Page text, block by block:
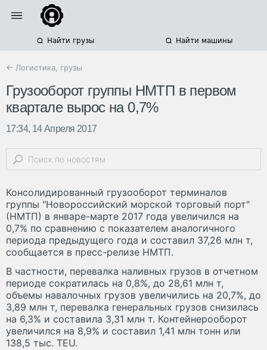
Найти грузы Найти машины
← Логистика, грузы
Грузооборот группы НМТП в первом
квартале вырос на 0,7%
17:34, 14 Апреля 2017
Консолидированный грузооборот терминалов
группы "Новороссийский морской торговый порт"
(НМТП) в январе-марте 2017 года увеличился на
0,7% по сравнению с показателем аналогичного
периода предыдущего года и составил 37,26 млн т,
сообщается в пресс-релизе НМТП.
В частности, перевалка наливных грузов в отчетном
периоде сократилась на 0,8%, до 28,61 млн т,
объемы навалочных грузов увеличились на 20,7%, до
3,89 млн т, перевалка генеральных грузов снизилась
на 6,3% и составила 3,31 млн т. Контейнерооборот
увеличился на 8,9% и составил 1,41 млн тонн или
138,5 тыс. TEU.